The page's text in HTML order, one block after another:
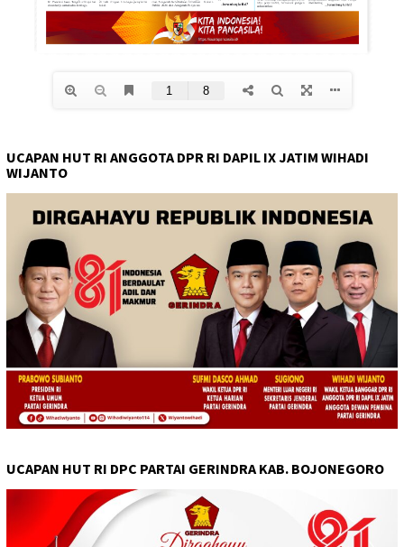
UCAPAN HUT RI ANGGOTA DPR RI DAPIL IX JATIM WIHADI
WIJANTO
UCAPAN HUT RI DPC PARTAI GERINDRA KAB. BOJONEGORO